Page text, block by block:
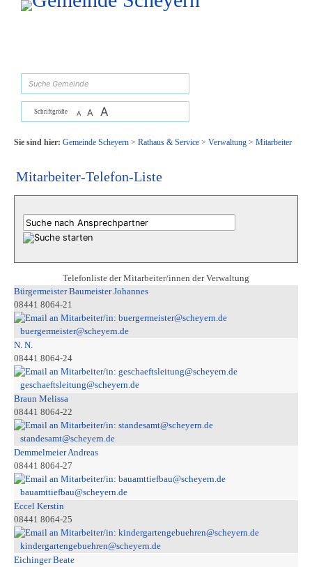
Zum Inhalt, zur Navigationoder zur Startseite springen.
Schriftgröße A A A
Sie sind hier: Gemeinde Scheyern> Rathaus & Service> Verwaltung> Mitarbeiter
Mitarbeiter-Telefon-Liste
Telefonliste der Mitarbeiter/innen der Verwaltung
Bürgermeister Baumeister Johannes
08441 8064-21
buergermeister@scheyern.de
N. N.
08441 8064-24
geschaeftsleitung@scheyern.de
Braun Melissa
08441 8064-22
standesamt@scheyern.de
Demmelmeier Andreas
08441 8064-27
bauamttiefbau@scheyern.de
Eccel Kerstin
08441 8064-25
kindergartengebuehren@scheyern.de
Eichinger Beate